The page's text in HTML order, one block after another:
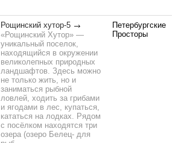
Рощинский хутор-5
«Рощинский Хутор» —
уникальный поселок,
находящийся в окружении
великолепных природных
ландшафтов. Здесь можно
не только жить, но и
заниматься рыбной
ловлей, ходить за грибами
и ягодами в лес, купаться,
кататься на лодках. Рядом
с посёлком находятся три
озера (озеро Белец- для
Петербургские
Просторы